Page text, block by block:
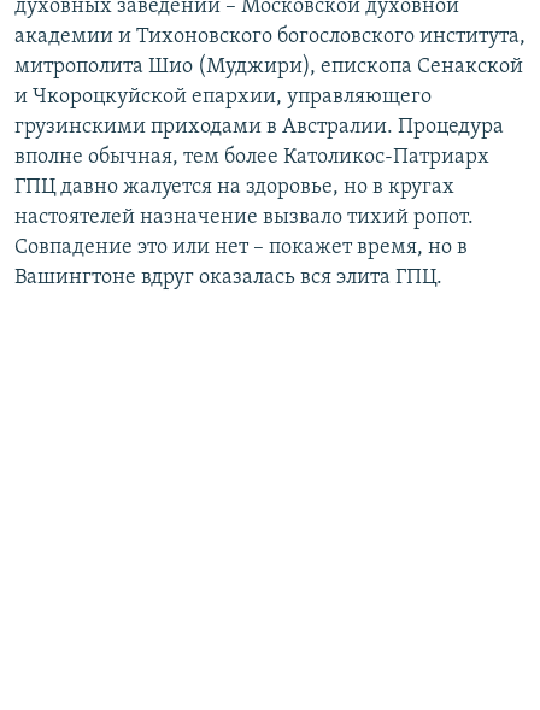
духовных заведений – Московской духовной
академии и Тихоновского богословского института,
митрополита Шио (Муджири), епископа Сенакской
и Чкороцкуйской епархии, управляющего
грузинскими приходами в Австралии. Процедура
вполне обычная, тем более Католикос-Патриарх
ГПЦ давно жалуется на здоровье, но в кругах
настоятелей назначение вызвало тихий ропот.
Совпадение это или нет – покажет время, но в
Вашингтоне вдруг оказалась вся элита ГПЦ.